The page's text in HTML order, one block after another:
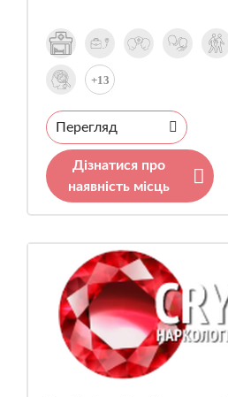
+13
Перегляд
Дізнатися про
наявність місць